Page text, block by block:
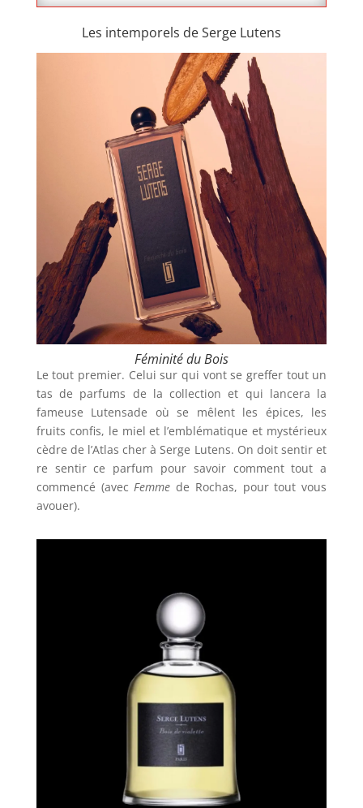
Les intemporels de Serge Lutens
Féminité du Bois
Le tout premier. Celui sur qui vont se greffer tout un
tas de parfums de la collection et qui lancera la
fameuse Lutensade où se mêlent les épices, les
fruits confis, le miel et l’emblématique et mystérieux
cèdre de l’Atlas cher à Serge Lutens. On doit sentir et
re sentir ce parfum pour savoir comment tout a
commencé (avec Femme de Rochas, pour tout vous
avouer).